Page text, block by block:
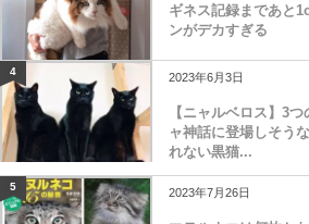
ギネス記録まであと
ンがデカすぎる
4 2023年6月3日
【ニャルベロス】3
ャ神話に登場しそう
れない黒猫...
5 2023年7月26日